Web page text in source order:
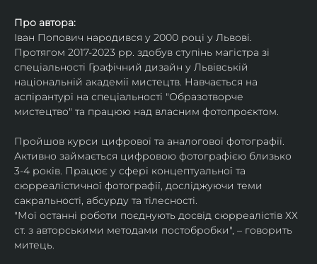
Про автора:
Іван Попович народився у 2000 році у Львові.
Протягом 2017-2023 рр. здобув ступінь магістра зі
спеціальності Графічний дизайн у Львівській
національній академії мистецтв. Навчається на
аспірантурі на спеціальності "Образотворче
мистецтво" та працюю над власним фотопроєктом.
Пройшов курси цифрової та аналогової фотографії.
Активно займається цифровою фотографією близько
3-4 років. Працює у сфері концептуальної та
сюрреалістичної фотографії, досліджуючи теми
сакральності, абсурду та тілесності.
"Мої останні роботи поєднують досвід сюрреалістів ХХ
ст. з авторськими методами постобробки", – говорить
митець.